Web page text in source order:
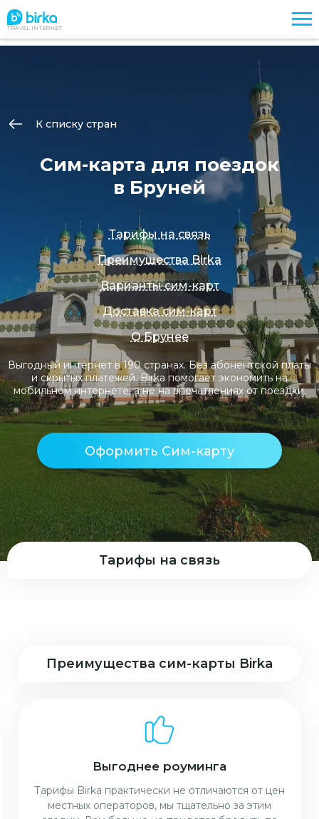
TRAVEL INTERNET
К списку стран
Сим-карта для поездок
в Бруней
Тарифы на связь
Преимущества Birka
Варианты сим-карт
Доставка сим-карт
О Брунее
Выгодный интернет в 190 странах. Без абонентской платы
и скрытых платежей. Birka помогает экономить на
мобильном интернете, а не на впечатлениях от поездки.
Оформить Сим-карту
Тарифы на связь
Преимущества сим-карты Birka
Выгоднее роуминга
Тарифы Birka практически не отличаются от цен
местных операторов, мы тщательно за этим